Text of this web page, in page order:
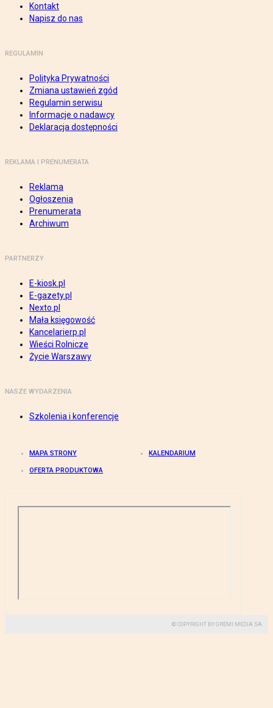
Kontakt
Napisz do nas
REGULAMIN
Polityka Prywatności
Zmiana ustawień zgód
Regulamin serwisu
Informacje o nadawcy
Deklaracja dostępności
REKLAMA I PRENUMERATA
Reklama
Ogłoszenia
Prenumerata
Archiwum
PARTNERZY
E-kiosk.pl
E-gazety.pl
Nexto.pl
Mała księgowość
Kancelarierp.pl
Wieści Rolnicze
Życie Warszawy
NASZE WYDARZENIA
Szkolenia i konferencje
MAPA STRONY KALENDARIUM
OFERTA PRODUKTOWA
© COPYRIGHT BY GREMI MEDIA SA